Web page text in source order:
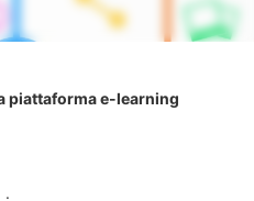
piattaforma e-learning
.